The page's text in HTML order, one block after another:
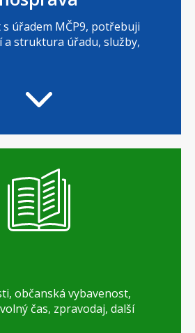
úřadem MČP9, potřebuji
struktura úřadu, služby,
občanská vybavenost,
čas, zpravodaj, další